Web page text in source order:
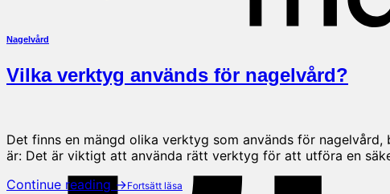
Nagelvård
Vilka verktyg används för nagelvård?
Det finns en mängd olika verktyg som används för
är: Det är viktigt att använda rätt verktyg för att utföra en
Continue reading →